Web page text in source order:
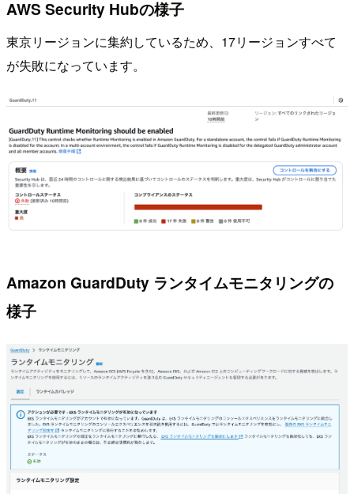
AWS Security Hubの様子
東京リージョンに集約しているため、17リージョンすべて
が失敗になっています。
Amazon GuardDuty ランタイムモニタリングの
様子